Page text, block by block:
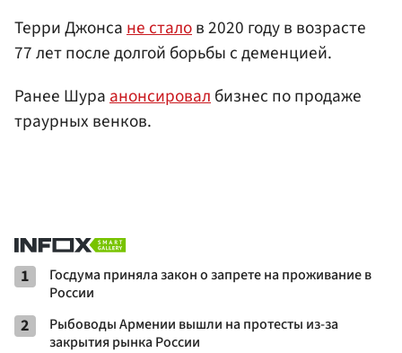
Терри Джонсане сталов 2020 году в возрасте
77 лет после долгой борьбы с деменцией.
Ранее Шураанонсировалбизнес по продаже
траурных венков.
1
Госдума приняла закон о запрете на проживание в
России
2
Рыбоводы Армении вышли на протесты из-за
закрытия рынка России